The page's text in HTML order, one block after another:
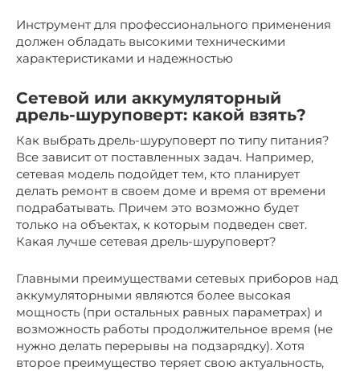
Инструмент для профессионального применения
должен обладать высокими техническими
характеристиками и надежностью
Сетевой или аккумуляторный
дрель-шуруповерт: какой взять?
Как выбрать дрель-шуруповерт по типу питания?
Все зависит от поставленных задач. Например,
сетевая модель подойдет тем, кто планирует
делать ремонт в своем доме и время от времени
подрабатывать. Причем это возможно будет
только на объектах, к которым подведен свет.
Какая лучше сетевая дрель-шуруповерт?
Главными преимуществами сетевых приборов над
аккумуляторными являются более высокая
мощность (при остальных равных параметрах) и
возможность работы продолжительное время (не
нужно делать перерывы на подзарядку). Хотя
второе преимущество теряет свою актуальность,